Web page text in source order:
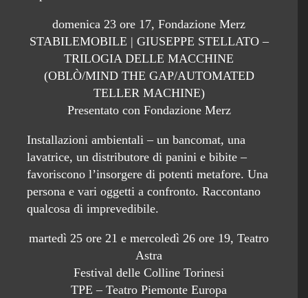
domenica 23 ore 17, Fondazione Merz
STABILEMOBILE | GIUSEPPE STELLATO –
TRILOGIA DELLE MACCHINE
(OBLÒ/MIND THE GAP/AUTOMATED
TELLER MACHINE)
Presentato con Fondazione Merz
Installazioni ambientali – un bancomat, una
lavatrice, un distributore di panini e bibite –
favoriscono l’insorgere di potenti metafore. Una
persona e vari oggetti a confronto. Raccontano
qualcosa di imprevedibile.
martedì 25 ore 21 e mercoledì 26 ore 19, Teatro
Astra
Festival delle Colline Torinesi
TPE – Teatro Piemonte Europa